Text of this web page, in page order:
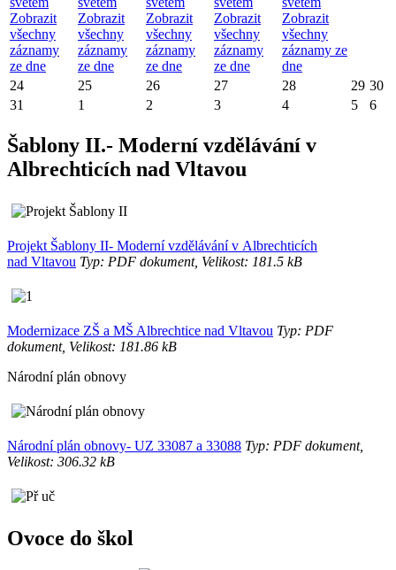
Zobrazit
všechny
záznamy
ze dne
Zobrazit
všechny
záznamy
ze dne
Zobrazit
všechny
záznamy
ze dne
Zobrazit
všechny
záznamy
ze dne
Zobrazit
všechny
záznamy ze
dne
24 25 26 27 28 29 30
31
1 2 3 4 5 6
Šablony II.- Moderní vzdělávání v
Albrechticích nad Vltavou
Projekt Šablony II- Moderní vzdělávání v Albrechticích
nad Vltavou Typ: PDF dokument, Velikost: 181.5 kB
Modernizace ZŠ a MŠ Albrechtice nad Vltavou Typ: PDF
dokument, Velikost: 181.86 kB
Národní plán obnovy
Národní plán obnovy- UZ 33087 a 33088 Typ: PDF dokument,
Velikost: 306.32 kB
Ovoce do škol